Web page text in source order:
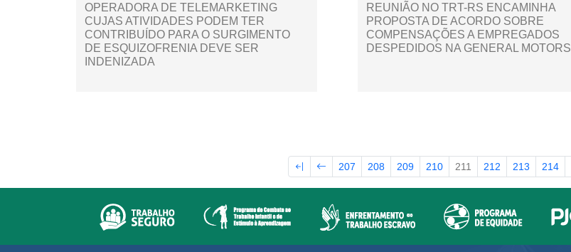
OPERADORA DE TELEMARKETING
CUJAS ATIVIDADES PODEM TER
CONTRIBUÍDO PARA O SURGIMENTO
DE ESQUIZOFRENIA DEVE SER
INDENIZADA
REUNIÃO NO TRT-RS ENCAMINHA
PROPOSTA DE ACORDO SOBRE
COMPENSAÇÕES A EMPREGADOS
DESPEDIDOS NA GENERAL MOTORS
207 208 209 210 211 212 213 214